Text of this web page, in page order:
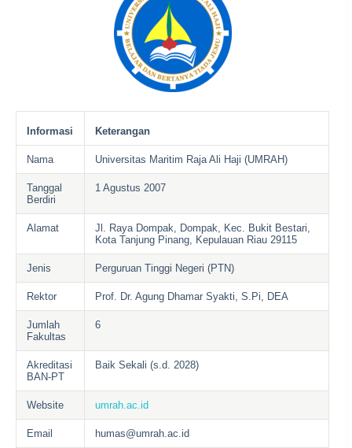
Informasi Keterangan
Nama Universitas Maritim Raja Ali Haji (UMRAH)
Tanggal
Berdiri
1 Agustus 2007
Alamat
Jl. Raya Dompak, Dompak, Kec. Bukit Bestari,
Kota Tanjung Pinang, Kepulauan Riau 29115
Jenis Perguruan Tinggi Negeri (PTN)
Rektor Prof. Dr. Agung Dhamar Syakti, S.Pi, DEA
Jumlah
Fakultas
6
Akreditasi
BAN-PT
Baik Sekali (s.d. 2028)
Website umrah.ac.id
Email humas@umrah.ac.id